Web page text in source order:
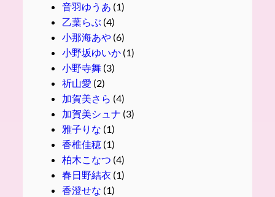
音羽ゆうあ (1)
乙葉らぶ (4)
小那海あや(6)
小野坂ゆいか(1)
小野寺舞(3)
祈山愛 (2)
加賀美さら (4)
加賀美シュナ (3)
雅子りな (1)
香椎佳穂(1)
柏木こなつ (4)
春日野結衣 (1)
香澄せな (1)